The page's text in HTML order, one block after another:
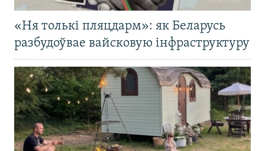
«Ня толькі пляцдарм»: як Беларусь
разбудоўвае вайсковую інфраструктуру